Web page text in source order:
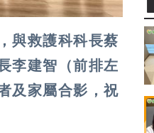
與救護科科長蔡
李建智（前排左
及家屬合影，祝